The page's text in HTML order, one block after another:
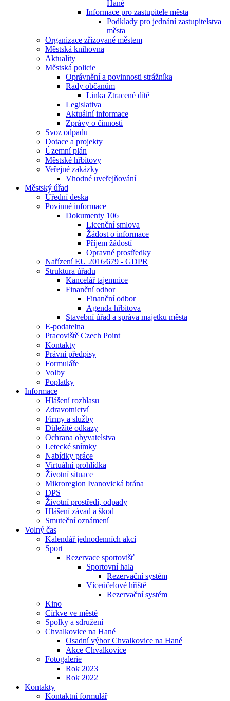
Hané
Informace pro zastupitele města
Podklady pro jednání zastupitelstva
města
Organizace zřizované městem
Městská knihovna
Aktuality
Městská policie
Oprávnění a povinnosti strážníka
Rady občanům
Linka Ztracené dítě
Legislativa
Aktuální informace
Zprávy o činnosti
Svoz odpadu
Dotace a projekty
Územní plán
Městské hřbitovy
Veřejné zakázky
Vhodné uveřejňování
Městský úřad
Úřední deska
Povinné informace
Dokumenty 106
Licenční smlova
Žádost o informace
Příjem žádostí
Opravné prostředky
Nařízení EU 2016⁄679 - GDPR
Struktura úřadu
Kancelář tajemnice
Finanční odbor
Finanční odbor
Agenda hřbitova
Stavební úřad a správa majetku města
E-podatelna
Pracoviště Czech Point
Kontakty
Právní předpisy
Formuláře
Volby
Poplatky
Informace
Hlášení rozhlasu
Zdravotnictví
Firmy a služby
Důležité odkazy
Ochrana obyvatelstva
Letecké snímky
Nabídky práce
Virtuální prohlídka
Životní situace
Mikroregion Ivanovická brána
DPS
Životní prostředí, odpady
Hlášení závad a škod
Smuteční oznámení
Volný čas
Kalendář jednodenních akcí
Sport
Rezervace sportovišť
Sportovní hala
Rezervační systém
Víceúčelové hřiště
Rezervační systém
Kino
Církve ve městě
Spolky a sdružení
Chvalkovice na Hané
Osadní výbor Chvalkovice na Hané
Akce Chvalkovice
Fotogalerie
Rok 2023
Rok 2022
Kontakty
Kontaktní formulář